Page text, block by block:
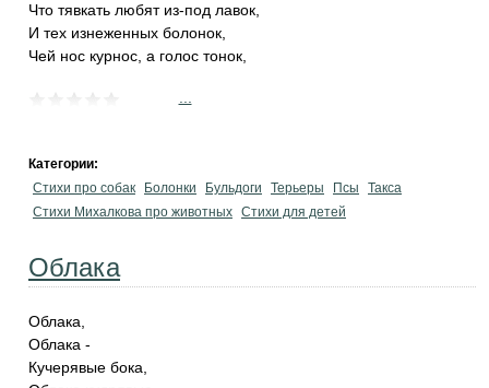
Что тявкать любят из-под лавок,
И тех изнеженных болонок,
Чей нос курнос, а голос тонок,
Категории:
Стихи про собак
Болонки Бульдоги Терьеры Псы
Такса
Стихи Михалкова про животных Стихи для детей
Облака
Облака,
Облака -
Кучерявые бока,